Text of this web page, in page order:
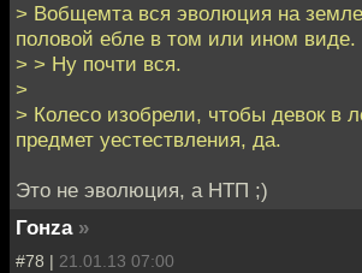
> Вобщемта вся эволюция на
половой ебле в том или ином виде.
> > Ну почти вся.
>
> Колесо изобрели, чтобы девок в
предмет уестествления, да.
Это не эволюция, а НТП ;)
Гонzа »
#78 | 21.01.13 07:00